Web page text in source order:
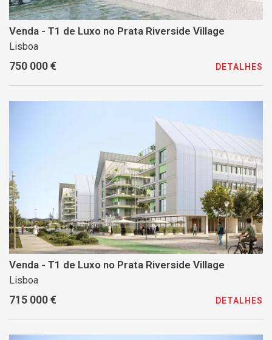
Venda - T1 de Luxo no Prata Riverside Village
Lisboa
750 000 € DETALHES
Venda - T1 de Luxo no Prata Riverside Village
Lisboa
715 000 € DETALHES